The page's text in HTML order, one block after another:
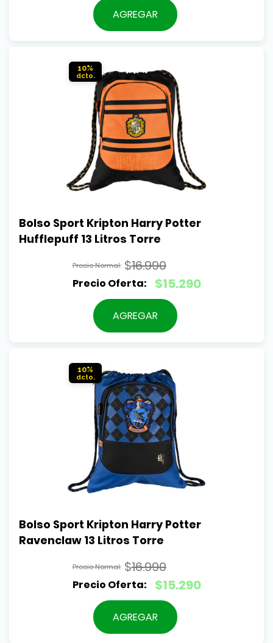
original
precio
actual
AGREGAR
10%
Bolso Sport Kripton Harry Potter
Hufflepuff 13 Litros Torre
$16.990
El
precio
original
$15.290
El
precio
actual
AGREGAR
10%
Bolso Sport Kripton Harry Potter
Ravenclaw 13 Litros Torre
$16.990
El
precio
original
$15.290
El
precio
actual
AGREGAR